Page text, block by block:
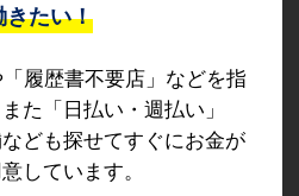
きたい！
「履歴書不要店」などを指
た「日払い・週払い」
なども探せてすぐにお金が
しています。